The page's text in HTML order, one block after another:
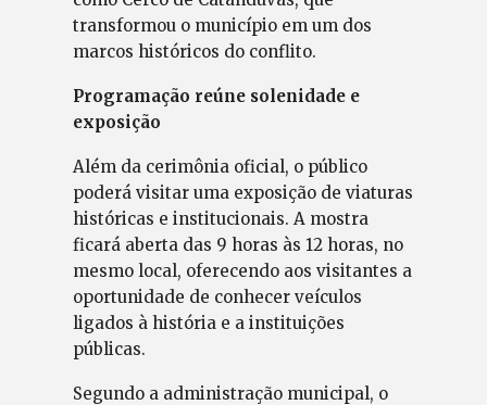
transformou o município em um dos
marcos históricos do conflito.
Programação reúne solenidade e
exposição
Além da cerimônia oficial, o público
poderá visitar uma exposição de viaturas
históricas e institucionais. A mostra
ficará aberta das 9 horas às 12 horas, no
mesmo local, oferecendo aos visitantes a
oportunidade de conhecer veículos
ligados à história e a instituições
públicas.
Segundo a administração municipal, o